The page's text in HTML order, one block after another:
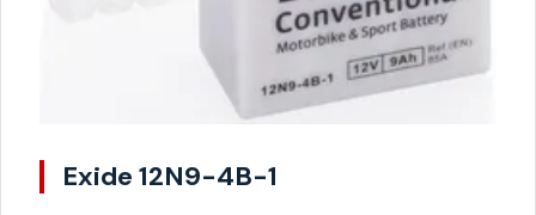
Exide 12N9-4B-1